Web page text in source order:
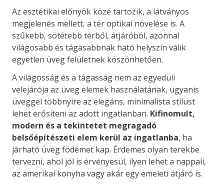
Az esztétikai előnyök közé tartozik, a látványos
megjelenés mellett, a tér optikai növelése is. A
szűkebb, sötétebb térből, átjáróból, azonnal
világosabb és tágasabbnak ható helyszín válik
egyetlen üveg felületnek köszönhetően.
A világosság és a tágasság nem az egyedüli
velejárója az üveg elemek használatának, ugyanis
üveggel többnyire az elegáns, minimalista stílust
lehet erősíteni az adott ingatlanban. Kifinomult,
modern és a tekintetet megragadó
belsőépítészeti elem kerül az ingatlanba, ha
járható üveg födémet kap. Érdemes olyan terekbe
tervezni, ahol jól is érvényesül, ilyen lehet a nappali,
az amerikai konyha vagy akár egy emeleti átjáró is.